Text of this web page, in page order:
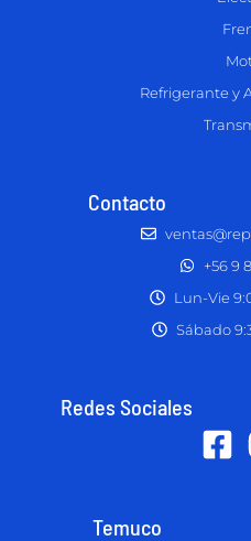
Refrigerante y
Contacto
+56 9
Lun-Vie
Sábado
Redes Sociales
Temuco